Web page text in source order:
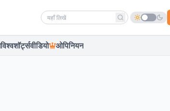
Search news
विश्वशॉर्ट्सवीडियो ओपिनियन